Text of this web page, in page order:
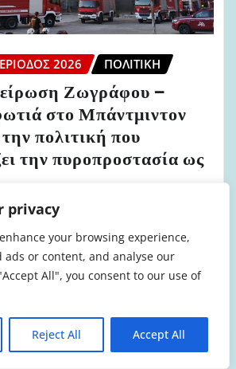
privacy
your browsing experience,
ads or content, and analyse our
All", you consent to our use of
Reject All Accept All
2026 ΠΟΛΙΤΙΚΉ
Ζωγράφου –
στο Μπάντμιντον
πολιτική που
την πυροπροστασία ως
2026